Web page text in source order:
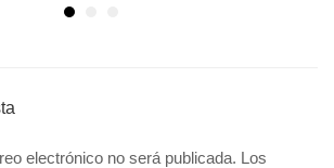
electrónico no será publicada. Los